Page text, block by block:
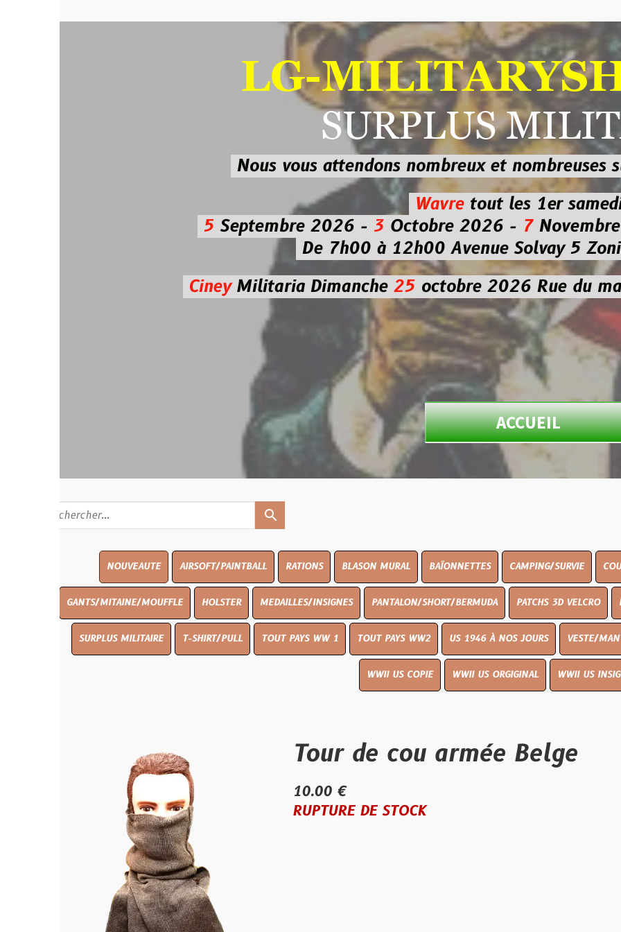
LG-
SURPLUS
Nous vous attendons nombreux et nombreusessur les
Wavre
tout les 1er samedi
Septembre 2026 -3Octobre 2026 - 7Novembre 2026
De 7h00 à 12h00 Avenue Solvay 5 Zoning
MilitariaDimanche25octobre 2026Rue du marché
ACCUEIL
AIRSOFT/PAINTBALL RATIONS BLASON MURAL BAÏONNETTES CAMPING/SURVIE COUTELLERIE
GANTS/MITAINE/MOUFFLE HOLSTER MEDAILLES/INSIGNES PANTALON/SHORT/BERMUDA PATCHS 3D VELCRO PEINTURE
SURPLUS MILITAIRE T-SHIRT/PULL TOUT PAYS WW 1 TOUT PAYS WW2 US 1946 À NOS JOURS VESTE/MANTEAU
WWII US COPIE WWII US ORGIGINAL WWII US INSIGNES
Tour de cou armée Belge
RUPTURE DE STOCK